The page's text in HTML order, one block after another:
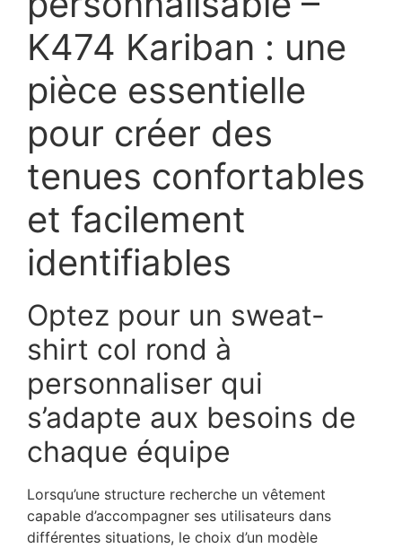
K474 Kariban : une
pièce essentielle
pour créer des
tenues confortables
et facilement
identifiables
Optez pour un sweat-
shirt col rond à
personnaliser qui
s’adapte aux besoins de
chaque équipe
Lorsqu’une structure recherche un vêtement
capable d’accompagner ses utilisateurs dans
différentes situations, le choix d’un modèle